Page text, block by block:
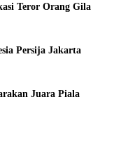
Teror Orang Gila
Persija Jakarta
Juara Piala